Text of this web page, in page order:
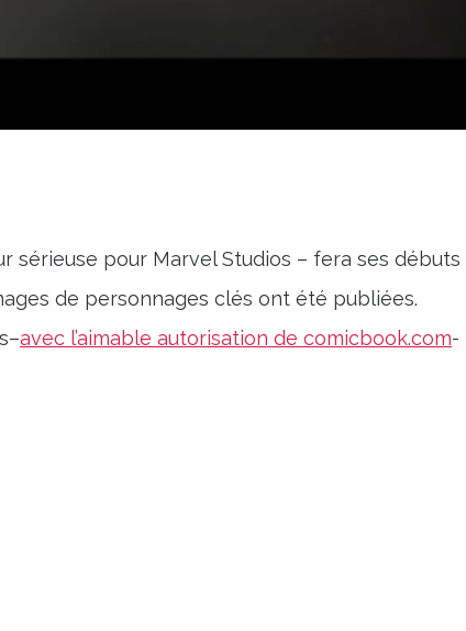
sérieuse pour Marvel Studios – fera ses débuts
de personnages clés ont été publiées.
avec l’aimable autorisation de comicbook.com-